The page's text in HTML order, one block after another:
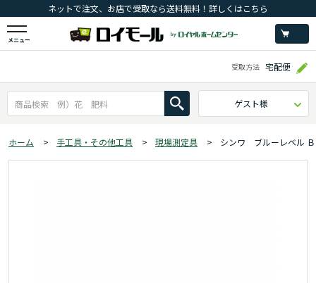
ネットで注文、お店で受取なら送料無料！詳しくはこちら
メニュー
受取方法 宅配便
ゲスト様
ホーム > 手工具・その他工具 > 現場測定具 > シンワ ブルーレベル